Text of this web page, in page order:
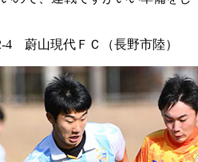
蔚山現代ＦＣ（長野市陸）